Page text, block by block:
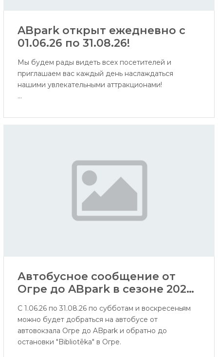
ABpark открыт ежедневно с
01.06.26 по 31.08.26!
Мы будем рады видеть всех посетителей и
приглашаем вас каждый день наслаждаться
нашими увлекательными аттракционами!
аттракционов пополнится аттракционом
игровая площадка и Площадка водяных пушек.
Автобусное сообщение от
Огре до ABpark в сезоне 2026
С 1.06.26 по 31.08.26 по субботам и воскресеньям
можно будет добраться на автобусе от
автовокзала Огре до ABpark и обратно до
остановки "Bibliotēka" в Огре.